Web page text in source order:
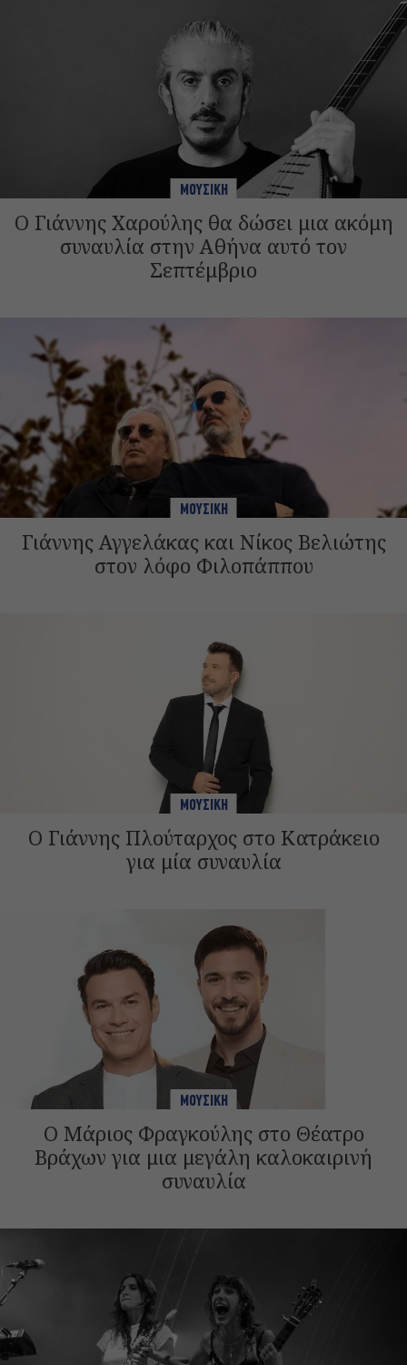
ΜΟΥΣΙΚΗ
Ο Γιάννης Χαρούλης θα δώσει μια ακόμη
συναυλία στην Αθήνα αυτό τον
Σεπτέμβριο
ΜΟΥΣΙΚΗ
Γιάννης Αγγελάκας και Νίκος Βελιώτης
στον λόφο Φιλοπάππου
ΜΟΥΣΙΚΗ
Ο Γιάννης Πλούταρχος στο Κατράκειο
για μία συναυλία
ΜΟΥΣΙΚΗ
Ο Μάριος Φραγκούλης στο Θέατρο
Βράχων για μια μεγάλη καλοκαιρινή
συναυλία